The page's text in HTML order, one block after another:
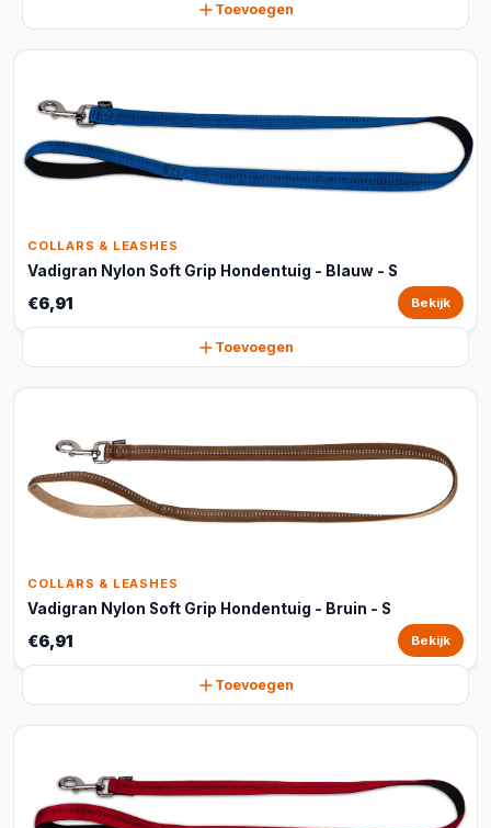
Toevoegen
COLLARS & LEASHES
Vadigran Nylon Soft Grip Hondentuig - Blauw - S
€6,91 Bekijk
Toevoegen
COLLARS & LEASHES
Vadigran Nylon Soft Grip Hondentuig - Bruin - S
€6,91 Bekijk
Toevoegen